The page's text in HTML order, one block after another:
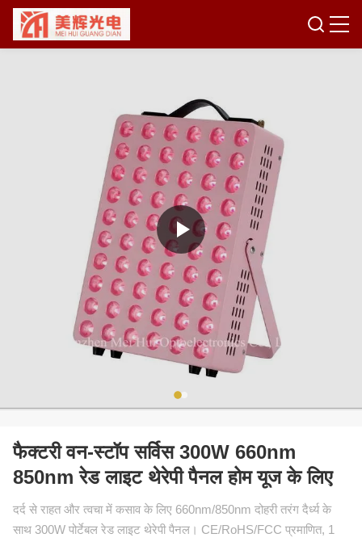
फैक्टरी वन-स्टॉप सर्विस 300W 660nm
850nm रेड लाइट थेरेपी पैनल होम यूज के लिए
दर्द से राहत और त्वचा में कसाव के लिए 660nm/850nm दोहरी तरंग दैर्ध्य के
साथ 300W पोर्टेबल रेड लाइट थेरेपी पैनल। CE/RoHS/FCC प्रमाणित, 1